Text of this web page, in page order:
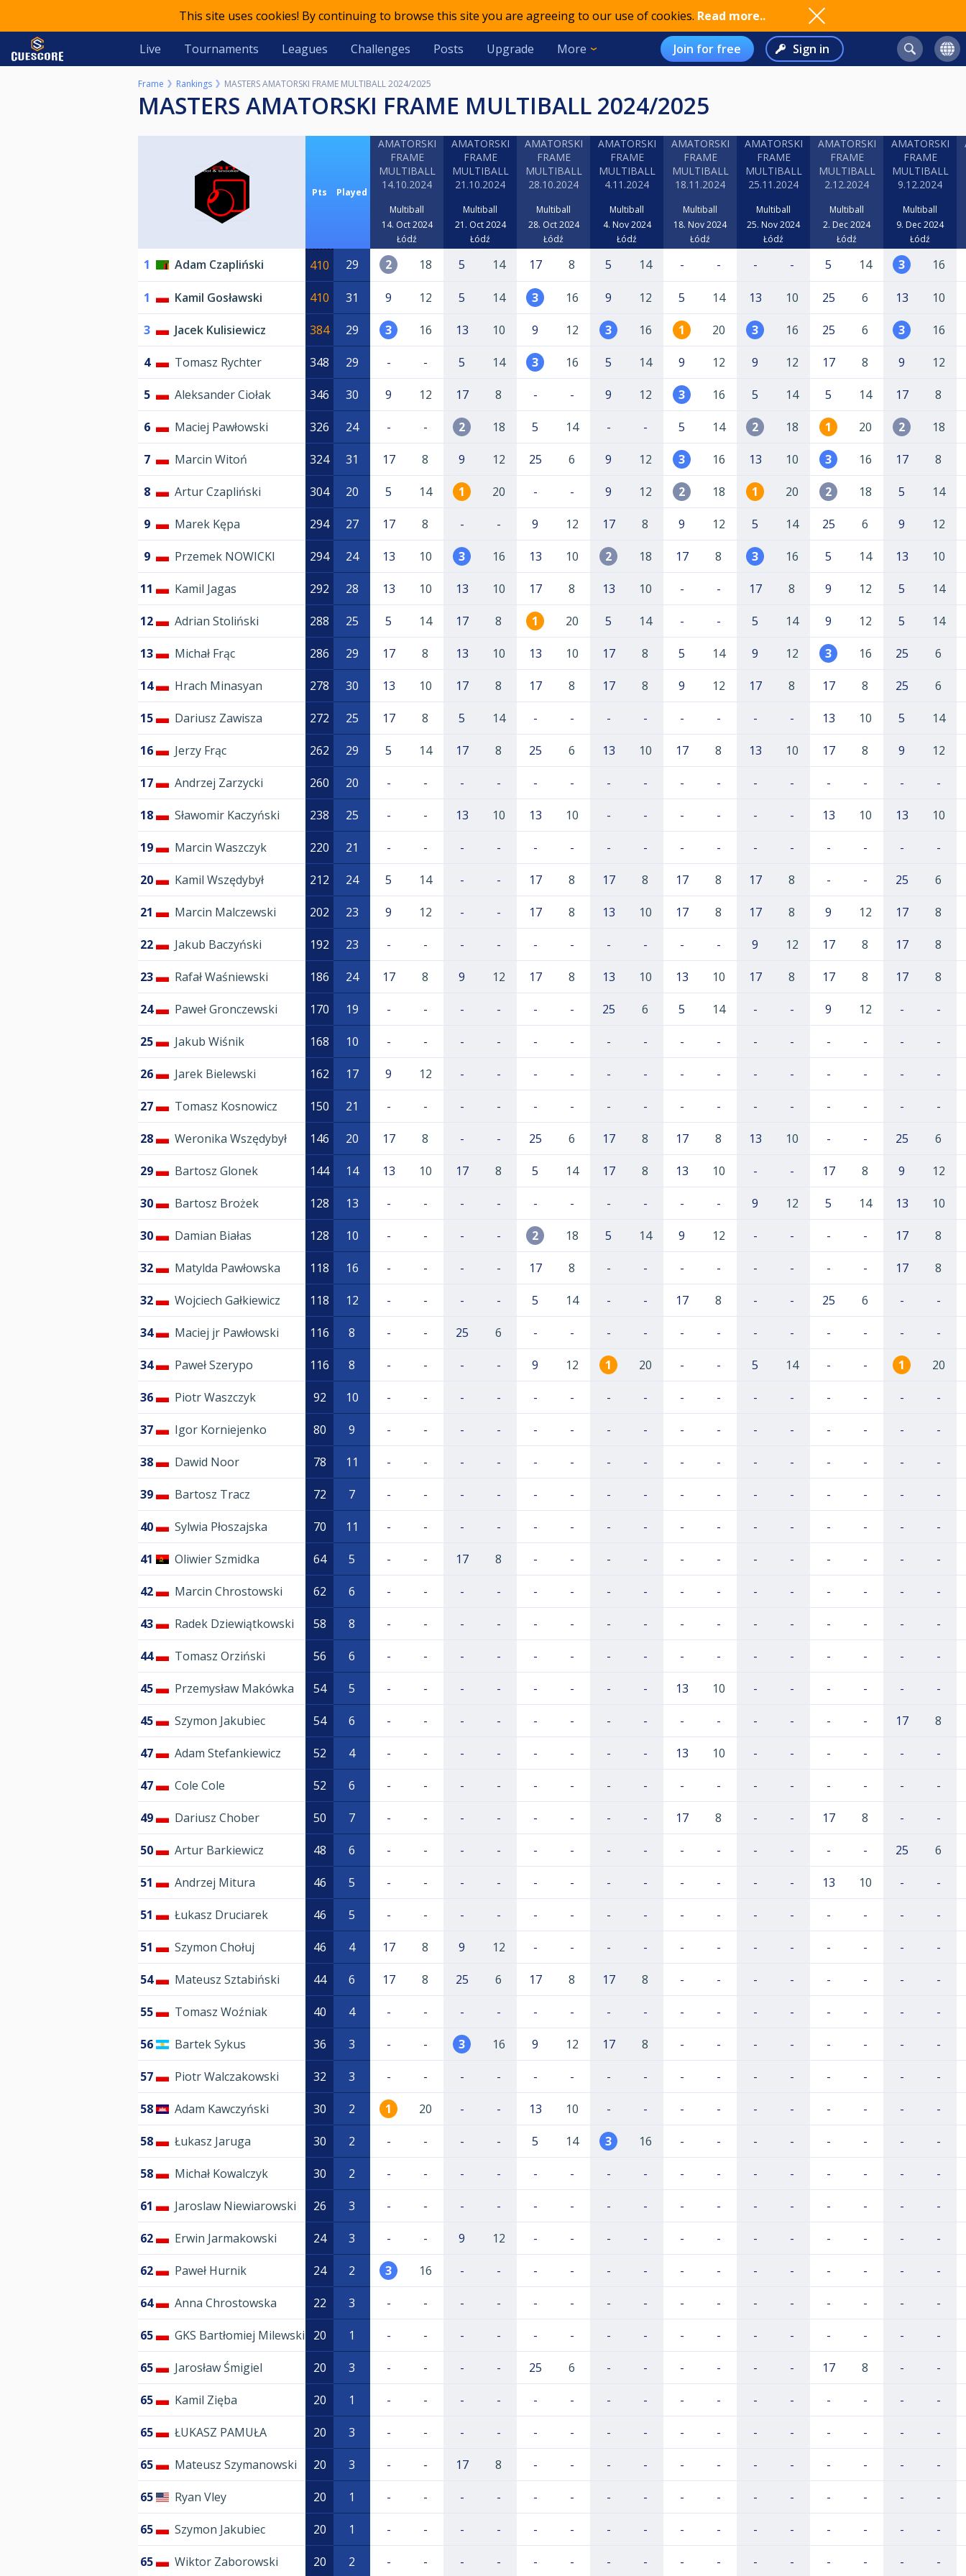
This site uses cookies! By continuing to browse this site you are agreeing to our use of cookies. Read more..
Live Tournaments Leagues Challenges Posts Upgrade More Join for free Sign in
Frame Rankings MASTERS AMATORSKI FRAME MULTIBALL 2024/2025
MASTERS AMATORSKI FRAME MULTIBALL 2024/2025
Pts Played
AMATORSKI
FRAME
MULTIBALL
14.10.2024
Multiball
14. Oct 2024
Łódź
AMATORSKI
FRAME
MULTIBALL
21.10.2024
Multiball
21. Oct 2024
Łódź
AMATORSKI
FRAME
MULTIBALL
28.10.2024
Multiball
28. Oct 2024
Łódź
AMATORSKI
FRAME
MULTIBALL
4.11.2024
Multiball
4. Nov 2024
Łódź
AMATORSKI
FRAME
MULTIBALL
18.11.2024
Multiball
18. Nov 2024
Łódź
AMATORSKI
FRAME
MULTIBALL
25.11.2024
Multiball
25. Nov 2024
Łódź
AMATORSKI
FRAME
MULTIBALL
2.12.2024
Multiball
2. Dec 2024
Łódź
AMATORSKI
FRAME
MULTIBALL
9.12.2024
Multiball
9. Dec 2024
Łódź
1 Adam Czapliński 410 29 2 18 5 14 17 8 5 14 - - - - 5 14 3 16
1 Kamil Gosławski 410 31 9 12 5 14 3 16 9 12 5 14 13 10 25 6 13 10
3 Jacek Kulisiewicz 384 29 3 16 13 10 9 12 3 16 1 20 3 16 25 6 3 16
4 Tomasz Rychter 348 29 - - 5 14 3 16 5 14 9 12 9 12 17 8 9 12
5 Aleksander Ciołak 346 30 9 12 17 8 - - 9 12 3 16 5 14 5 14 17 8
6 Maciej Pawłowski 326 24 - - 2 18 5 14 - - 5 14 2 18 1 20 2 18
7 Marcin Witoń 324 31 17 8 9 12 25 6 9 12 3 16 13 10 3 16 17 8
8 Artur Czapliński 304 20 5 14 1 20 - - 9 12 2 18 1 20 2 18 5 14
9 Marek Kępa 294 27 17 8 - - 9 12 17 8 9 12 5 14 25 6 9 12
9 Przemek NOWICKI 294 24 13 10 3 16 13 10 2 18 17 8 3 16 5 14 13 10
11 Kamil Jagas 292 28 13 10 13 10 17 8 13 10 - - 17 8 9 12 5 14
12 Adrian Stoliński 288 25 5 14 17 8 1 20 5 14 - - 5 14 9 12 5 14
13 Michał Frąc 286 29 17 8 13 10 13 10 17 8 5 14 9 12 3 16 25 6
14 Hrach Minasyan 278 30 13 10 17 8 17 8 17 8 9 12 17 8 17 8 25 6
15 Dariusz Zawisza 272 25 17 8 5 14 - - - - - - - - 13 10 5 14
16 Jerzy Frąc 262 29 5 14 17 8 25 6 13 10 17 8 13 10 17 8 9 12
17 Andrzej Zarzycki 260 20 - - - - - - - - - - - - - - - -
18 Sławomir Kaczyński 238 25 - - 13 10 13 10 - - - - - - 13 10 13 10
19 Marcin Waszczyk 220 21 - - - - - - - - - - - - - - - -
20 Kamil Wszędybył 212 24 5 14 - - 17 8 17 8 17 8 17 8 - - 25 6
21 Marcin Malczewski 202 23 9 12 - - 17 8 13 10 17 8 17 8 9 12 17 8
22 Jakub Baczyński 192 23 - - - - - - - - - - 9 12 17 8 17 8
23 Rafał Waśniewski 186 24 17 8 9 12 17 8 13 10 13 10 17 8 17 8 17 8
24 Paweł Gronczewski 170 19 - - - - - - 25 6 5 14 - - 9 12 - -
25 Jakub Wiśnik 168 10 - - - - - - - - - - - - - - - -
26 Jarek Bielewski 162 17 9 12 - - - - - - - - - - - - - -
27 Tomasz Kosnowicz 150 21 - - - - - - - - - - - - - - - -
28 Weronika Wszędybył 146 20 17 8 - - 25 6 17 8 17 8 13 10 - - 25 6
29 Bartosz Glonek 144 14 13 10 17 8 5 14 17 8 13 10 - - 17 8 9 12
30 Bartosz Brożek 128 13 - - - - - - - - - - 9 12 5 14 13 10
30 Damian Białas 128 10 - - - - 2 18 5 14 9 12 - - - - 17 8
32 Matylda Pawłowska 118 16 - - - - 17 8 - - - - - - - - 17 8
32 Wojciech Gałkiewicz 118 12 - - - - 5 14 - - 17 8 - - 25 6 - -
34 Maciej jr Pawłowski 116 8 - - 25 6 - - - - - - - - - - - -
34 Paweł Szerypo 116 8 - - - - 9 12 1 20 - - 5 14 - - 1 20
36 Piotr Waszczyk 92 10 - - - - - - - - - - - - - - - -
37 Igor Korniejenko 80 9 - - - - - - - - - - - - - - - -
38 Dawid Noor 78 11 - - - - - - - - - - - - - - - -
39 Bartosz Tracz 72 7 - - - - - - - - - - - - - - - -
40 Sylwia Płoszajska 70 11 - - - - - - - - - - - - - - - -
41 Oliwier Szmidka 64 5 - - 17 8 - - - - - - - - - - - -
42 Marcin Chrostowski 62 6 - - - - - - - - - - - - - - - -
43 Radek Dziewiątkowski 58 8 - - - - - - - - - - - - - - - -
44 Tomasz Orziński 56 6 - - - - - - - - - - - - - - - -
45 Przemysław Makówka 54 5 - - - - - - - - 13 10 - - - - - -
45 Szymon Jakubiec 54 6 - - - - - - - - - - - - - - 17 8
47 Adam Stefankiewicz 52 4 - - - - - - - - 13 10 - - - - - -
47 Cole Cole 52 6 - - - - - - - - - - - - - - - -
49 Dariusz Chober 50 7 - - - - - - - - 17 8 - - 17 8 - -
50 Artur Barkiewicz 48 6 - - - - - - - - - - - - - - 25 6
51 Andrzej Mitura 46 5 - - - - - - - - - - - - 13 10 - -
51 Łukasz Druciarek 46 5 - - - - - - - - - - - - - - - -
51 Szymon Chołuj 46 4 17 8 9 12 - - - - - - - - - - - -
54 Mateusz Sztabiński 44 6 17 8 25 6 17 8 17 8 - - - - - - - -
55 Tomasz Woźniak 40 4 - - - - - - - - - - - - - - - -
56 Bartek Sykus 36 3 - - 3 16 9 12 17 8 - - - - - - - -
57 Piotr Walczakowski 32 3 - - - - - - - - - - - - - - - -
58 Adam Kawczyński 30 2 1 20 - - 13 10 - - - - - - - - - -
58 Łukasz Jaruga 30 2 - - - - 5 14 3 16 - - - - - - - -
58 Michał Kowalczyk 30 2 - - - - - - - - - - - - - - - -
61 Jaroslaw Niewiarowski 26 3 - - - - - - - - - - - - - - - -
62 Erwin Jarmakowski 24 3 - - 9 12 - - - - - - - - - - - -
62 Paweł Hurnik 24 2 3 16 - - - - - - - - - - - - - -
64 Anna Chrostowska 22 3 - - - - - - - - - - - - - - - -
65 GKS Bartłomiej Milewski 20 1 - - - - - - - - - - - - - - - -
65 Jarosław Śmigiel 20 3 - - - - 25 6 - - - - - - 17 8 - -
65 Kamil Zięba 20 1 - - - - - - - - - - - - - - - -
65 ŁUKASZ PAMUŁA 20 3 - - - - - - - - - - - - - - - -
65 Mateusz Szymanowski 20 3 - - 17 8 - - - - - - - - - - - -
65 Ryan Vley 20 1 - - - - - - - - - - - - - - - -
65 Szymon Jakubiec 20 1 - - - - - - - - - - - - - - - -
65 Wiktor Zaborowski 20 2 - - - - - - - - - - - - - - - -